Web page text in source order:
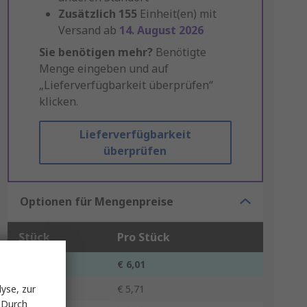
Zusätzlich 155 Einheit(en) mit
Versand ab 14. August 2026
Sie benötigen mehr? Benötigte
Menge eingeben und auf
„Lieferverfügbarkeit überprüfen“
klicken.
Lieferverfügbarkeit
überprüfen
Optionen für Mengenpreise
Stück Pro Stück
€ 6,01
15 - 49
€ 5,71
zur